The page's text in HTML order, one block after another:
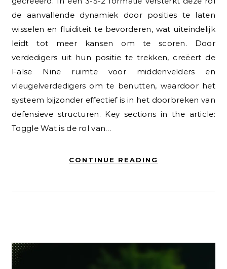
de aanvallende dynamiek door posities te laten
wisselen en fluiditeit te bevorderen, wat uiteindelijk
leidt tot meer kansen om te scoren. Door
verdedigers uit hun positie te trekken, creëert de
False Nine ruimte voor middenvelders en
vleugelverdedigers om te benutten, waardoor het
systeem bijzonder effectief is in het doorbreken van
defensieve structuren. Key sections in the article:
Toggle Wat is de rol van…
CONTINUE READING